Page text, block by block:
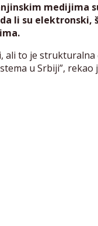
medijima
li su elektronski,
to je strukturalna
u Srbiji”, rekao